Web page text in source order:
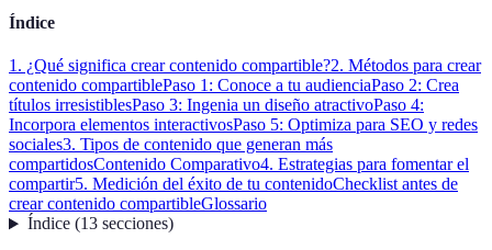
Índice
1. ¿Qué significa crear contenido compartible?2. Métodos para crear
contenido compartiblePaso 1: Conoce a tu audienciaPaso 2: Crea
títulos irresistiblesPaso 3: Ingenia un diseño atractivoPaso 4:
Incorpora elementos interactivosPaso 5: Optimiza para SEO y redes
sociales3. Tipos de contenido que generan más
compartidosContenido Comparativo4. Estrategias para fomentar el
compartir5. Medición del éxito de tu contenidoChecklist antes de
crear contenido compartibleGlossario
Índice(13 secciones)